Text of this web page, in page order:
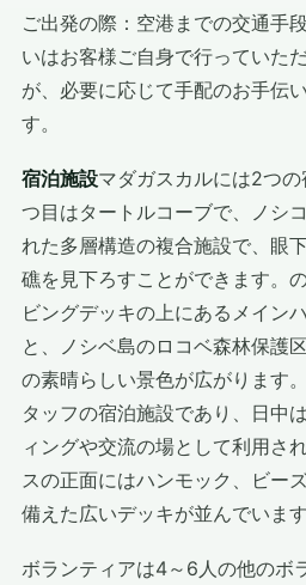
ご出発の際：空港までの交通手
いはお客様ご自身で行っていた
が、必要に応じて手配のお手伝
す。
宿泊施設マダガスカルには2つ
つ目はタートルコーブで、ノシ
れた多層構造の複合施設で、眼
礁を見下ろすことができます。
ビングデッキの上にあるメイン
と、ノシベ島のロコベ森林保護
の素晴らしい景色が広がります
タッフの宿泊施設であり、日中
ィングや交流の場として利用さ
スの正面にはハンモック、ビー
備えた広いデッキが並んでいます
ボランティアは4～6人の他のボ